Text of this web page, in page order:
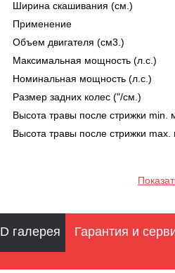
Ширина скашивания (см.)
Применение
Объем двигателя (см3.)
Максимальная мощность (л.с.)
Номинальная мощность (л.с.)
Размер задних колес ("/см.)
Высота травы после стрижки min.
Высота травы после стрижки
галерея Гарантия и